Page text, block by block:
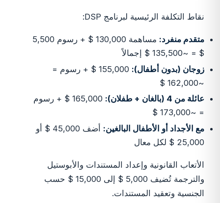
نقاط التكلفة الرئيسية لبرنامج DSP:
متقدم منفرد:
مساهمة 130,000 $ + رسوم 5,500
$ = ~135,500 $ إجمالاً
زوجان (بدون أطفال):
155,000 $ + رسوم =
~162,000 $
عائلة من 4 (بالغان + طفلان):
165,000 $ + رسوم
= ~173,000 $
مع الأجداد أو الأطفال البالغين:
أضف 45,000 $ أو
25,000 $ لكل معال
الأتعاب القانونية وإعداد المستندات والأبوستيل
والترجمة تُضيف 5,000 $ إلى 15,000 $ حسب
الجنسية وتعقيد المستندات.